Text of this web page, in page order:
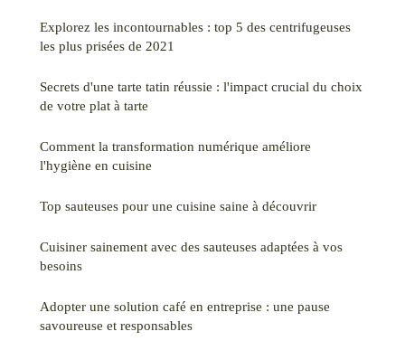
Explorez les incontournables : top 5 des centrifugeuses
les plus prisées de 2021
Secrets d'une tarte tatin réussie : l'impact crucial du choix
de votre plat à tarte
Comment la transformation numérique améliore
l'hygiène en cuisine
Top sauteuses pour une cuisine saine à découvrir
Cuisiner sainement avec des sauteuses adaptées à vos
besoins
Adopter une solution café en entreprise : une pause
savoureuse et responsables